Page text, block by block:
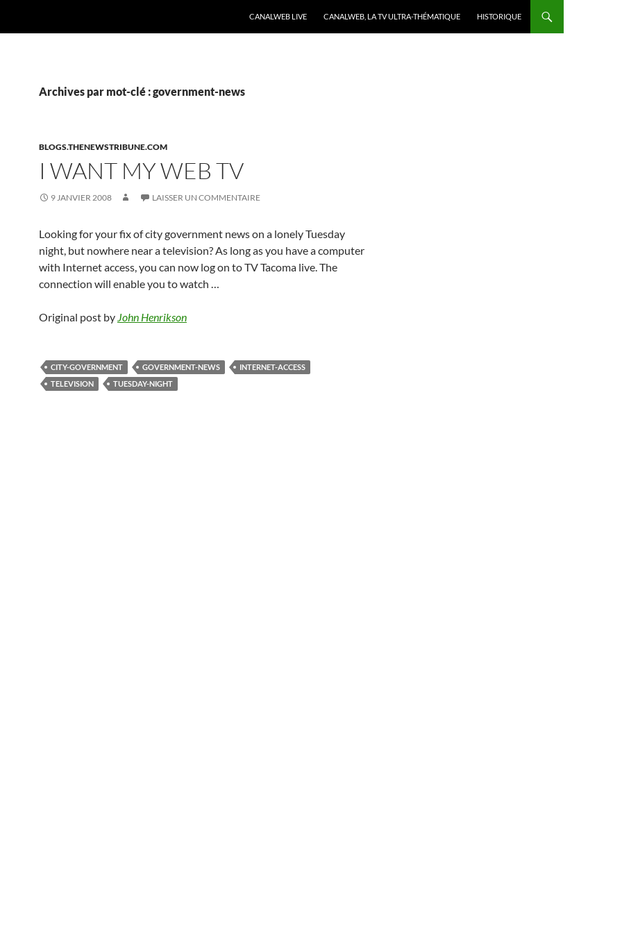
CANALWEB LIVE CANALWEB, LA TV ULTRA-THÉMATIQUE HISTORIQUE
Archives par mot-clé : government-news
BLOGS.THENEWSTRIBUNE.COM
I WANT MY WEB TV
9 JANVIER 2008 LAISSER UN COMMENTAIRE
Looking for your fix of city government news on a lonely Tuesday
night, but nowhere near a television? As long as you have a computer
with Internet access, you can now log on to TV Tacoma live. The
connection will enable you to watch …
Original post by John Henrikson
CITY-GOVERNMENT GOVERNMENT-NEWS
INTERNET-ACCESS
TELEVISION
TUESDAY-NIGHT